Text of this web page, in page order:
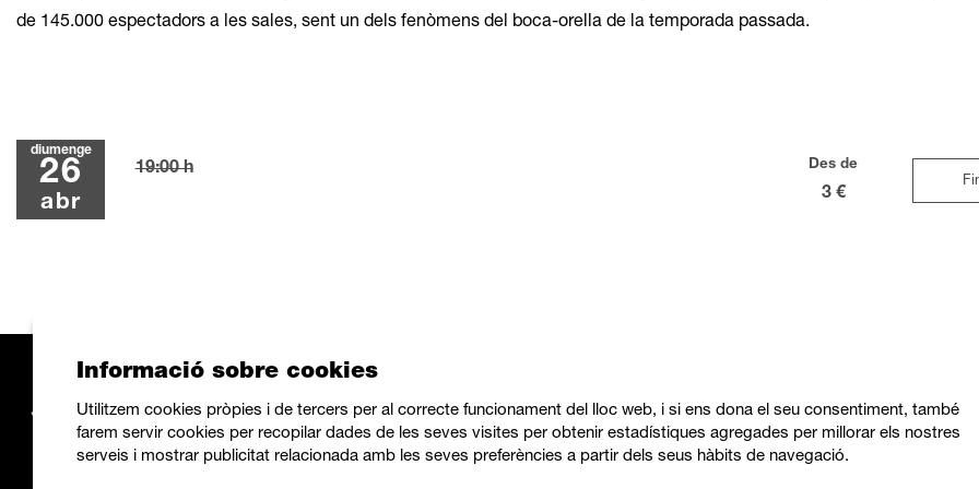
de 145.000 espectadors a les sales, sent un dels fenòmens del boca-orella de la temporada passada.
diumenge
26
abr
19:00 h Des de
3 €
Informació sobre cookies
Utilitzem cookies pròpies i de tercers per al correcte funcionament del lloc web, i si ens dona el seu consentiment, també
farem servir cookies per recopilar dades de les seves visites per obtenir estadístiques agregades per millorar els nostres
serveis i mostrar publicitat relacionada amb les seves preferències a partir dels seus hàbits de navegació.